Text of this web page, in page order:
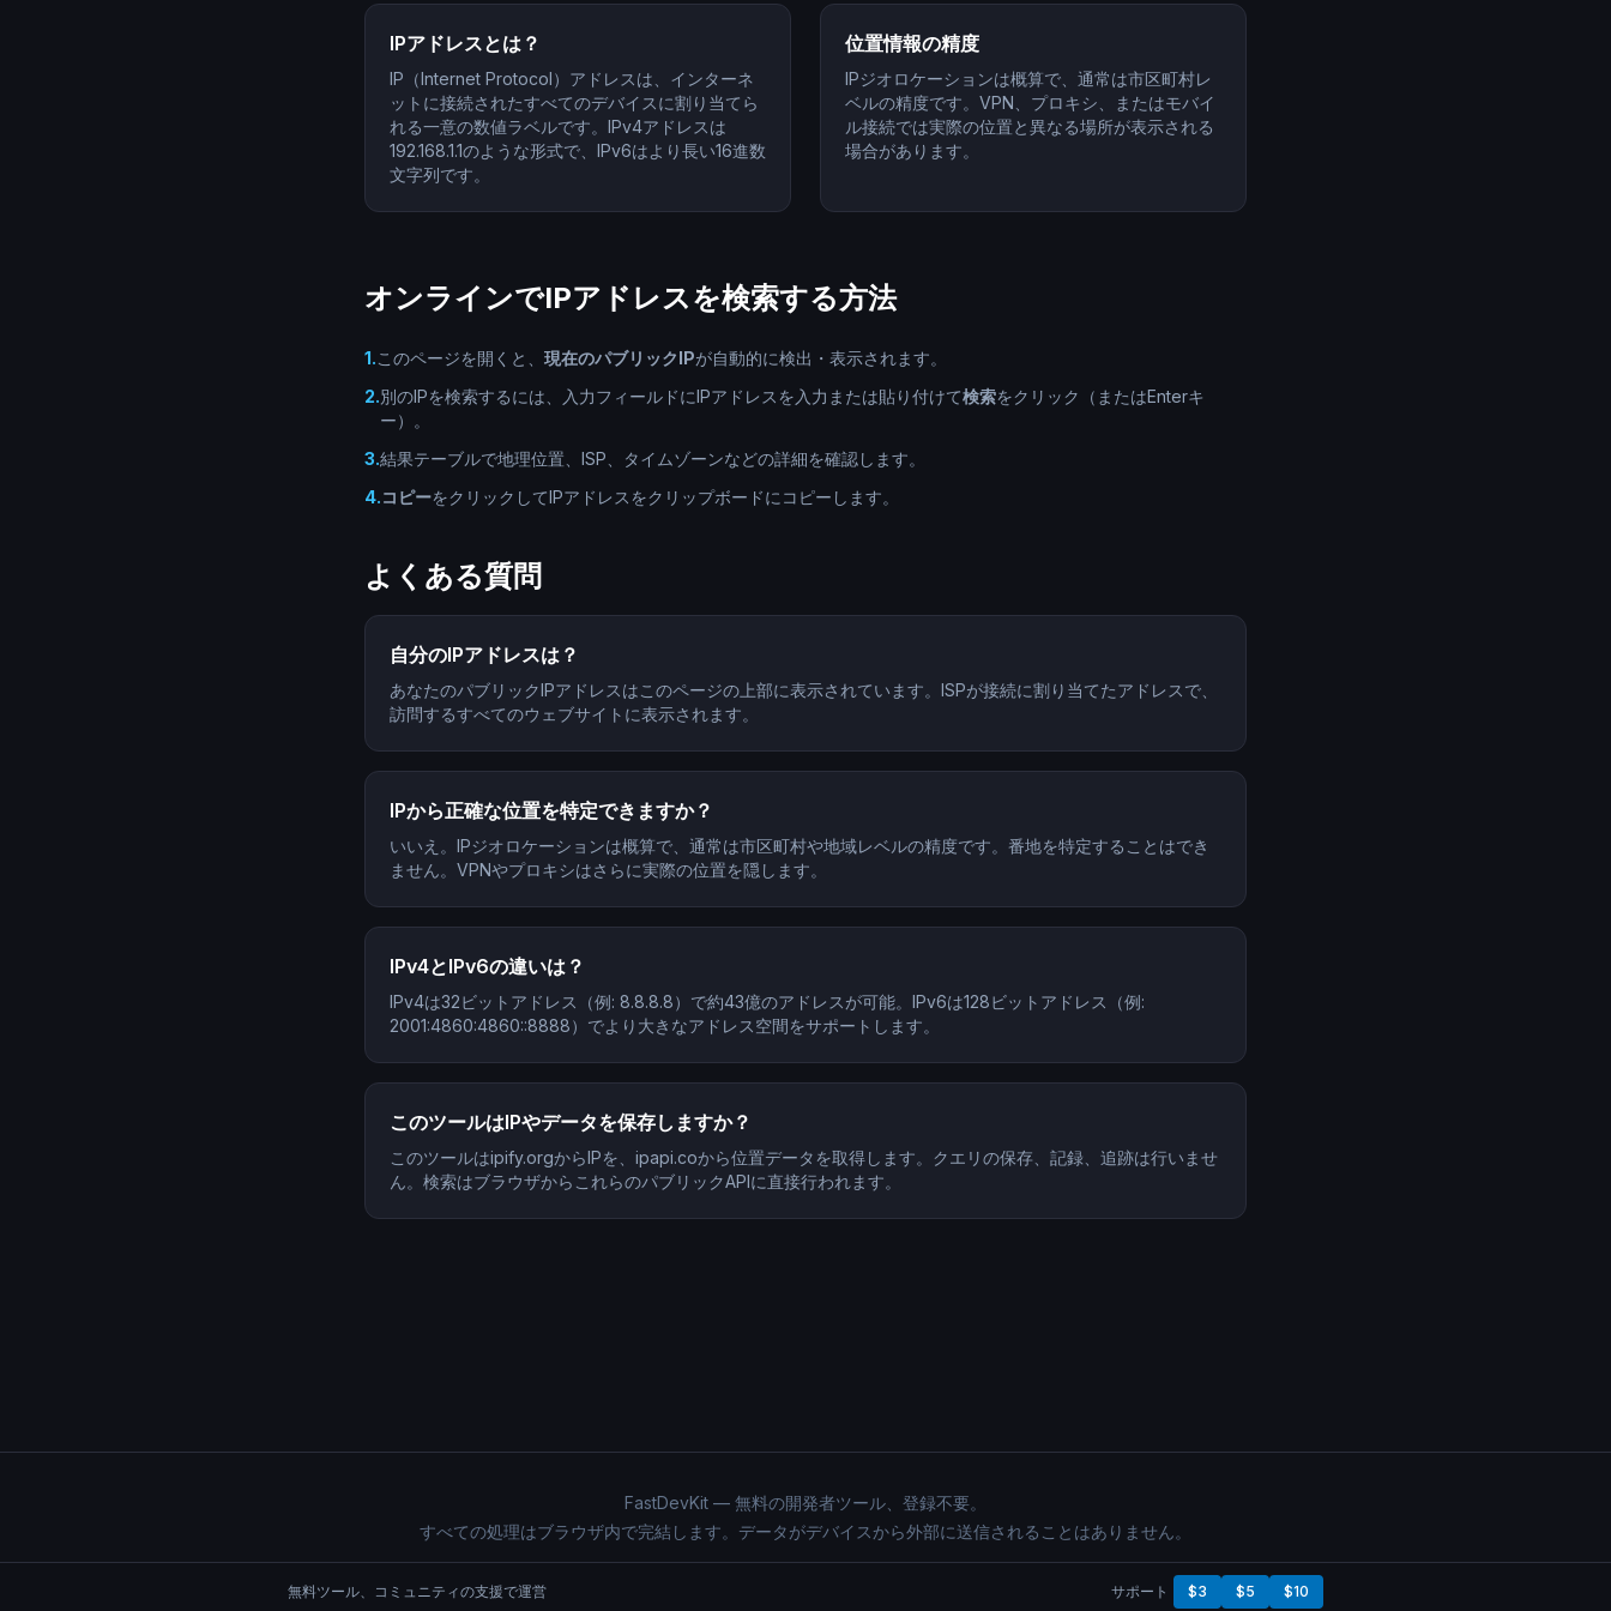
IPアドレスとは？
IP（Internet Protocol）アドレスは、インターネ
ットに接続されたすべてのデバイスに割り当てら
れる一意の数値ラベルです。IPv4アドレスは
192.168.1.1のような形式で、IPv6はより長い16進数
文字列です。
位置情報の精度
IPジオロケーションは概算で、通常は市区町村レ
ベルの精度です。VPN、プロキシ、またはモバイ
ル接続では実際の位置と異なる場所が表示される
場合があります。
オンラインでIPアドレスを検索する方法
1.このページを開くと、 現在のパブリックIPが自動的に検出・表示されます。
2.別のIPを検索するには、入力フィールドにIPアドレスを入力または貼り付けて検索をクリック（またはEnterキ
ー）。
3.結果テーブルで地理位置、ISP、タイムゾーンなどの詳細を確認します。
4.コピーをクリックしてIPアドレスをクリップボードにコピーします。
よくある質問
自分のIPアドレスは？
あなたのパブリックIPアドレスはこのページの上部に表示されています。ISPが接続に割り当てたアドレスで、
訪問するすべてのウェブサイトに表示されます。
IPから正確な位置を特定できますか？
いいえ。IPジオロケーションは概算で、通常は市区町村や地域レベルの精度です。番地を特定することはでき
ません。VPNやプロキシはさらに実際の位置を隠します。
IPv4とIPv6の違いは？
IPv4は32ビットアドレス（例: 8.8.8.8）で約43億のアドレスが可能。IPv6は128ビットアドレス（例:
2001:4860:4860::8888）でより大きなアドレス空間をサポートします。
このツールはIPやデータを保存しますか？
このツールはipify.orgからIPを、ipapi.coから位置データを取得します。クエリの保存、記録、追跡は行いませ
ん。検索はブラウザからこれらのパブリックAPIに直接行われます。
FastDevKit — 無料の開発者ツール、登録不要。
すべての処理はブラウザ内で完結します。データがデバイスから外部に送信されることはありません。
無料ツール、コミュニティの支援で運営 サポート $3 $5 $10